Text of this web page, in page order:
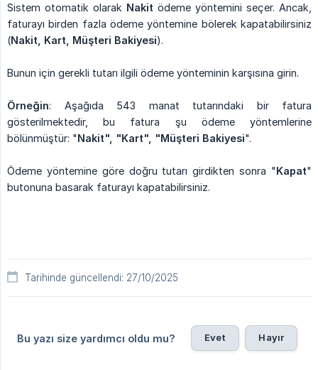
Sistem otomatik olarak Nakit ödeme yöntemini seçer. Ancak,
faturayı birden fazla ödeme yöntemine bölerek kapatabilirsiniz
(Nakit, Kart, Müşteri Bakiyesi).
Bunun için gerekli tutarı ilgili ödeme yönteminin karşısına girin.
Örneğin: Aşağıda 543 manat tutarındaki bir fatura
gösterilmektedir, bu fatura şu ödeme yöntemlerine
bölünmüştür: "Nakit", "Kart", "Müşteri Bakiyesi".
Ödeme yöntemine göre doğru tutarı girdikten sonra "Kapat"
butonuna basarak faturayı kapatabilirsiniz.
Tarihinde güncellendi: 27/10/2025
Bu yazı size yardımcı oldu mu? Evet Hayır